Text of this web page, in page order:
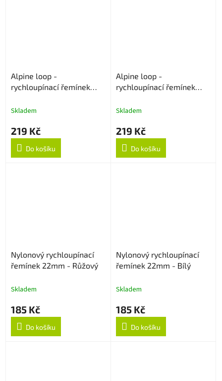
Alpine loop -
rychloupínací řemínek
Skladem
219 Kč
Do košíku
Alpine loop -
rychloupínací řemínek
Skladem
219 Kč
Do košíku
Nylonový rychloupínací
řemínek 22mm - Růžový
Skladem
185 Kč
Do košíku
Nylonový rychloupínací
řemínek 22mm - Bílý
Skladem
185 Kč
Do košíku